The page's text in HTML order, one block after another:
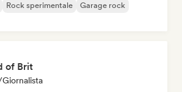
Rock sperimentale
Garage rock
of Brit